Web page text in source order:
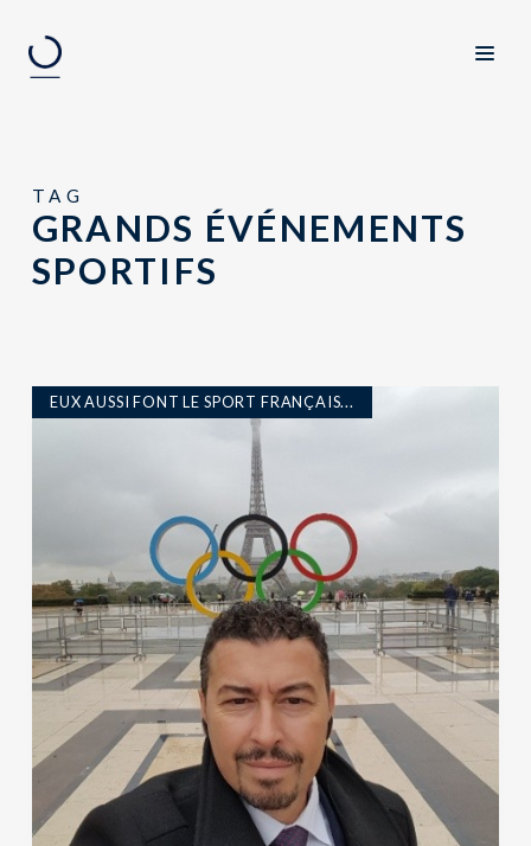
TAG
GRANDS ÉVÉNEMENTS
SPORTIFS
EUX AUSSI FONT LE SPORT FRANÇAIS...